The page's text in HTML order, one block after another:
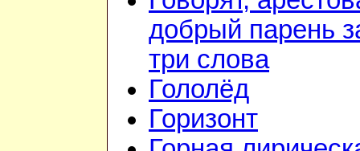
добрый парень
три слова
Гололёд
Горизонт